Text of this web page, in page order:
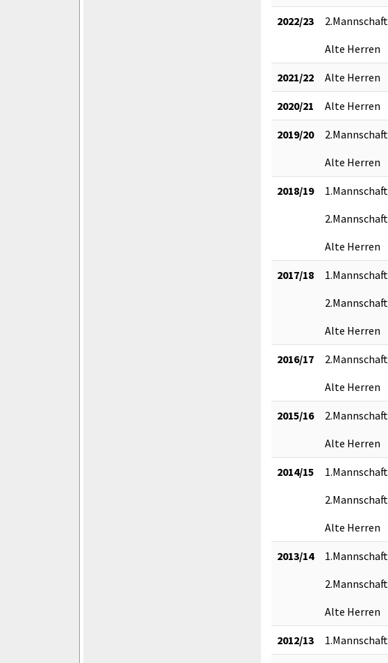
2022/23 2.Mannschaft
Alte Herren
2021/22 Alte Herren
2020/21 Alte Herren
2019/20 2.Mannschaft
Alte Herren
2018/19 1.Mannschaft
2.Mannschaft
Alte Herren
2017/18 1.Mannschaft
2.Mannschaft
Alte Herren
2016/17 2.Mannschaft
Alte Herren
2015/16 2.Mannschaft
Alte Herren
2014/15 1.Mannschaft
2.Mannschaft
Alte Herren
2013/14 1.Mannschaft
2.Mannschaft
Alte Herren
2012/13 1.Mannschaft